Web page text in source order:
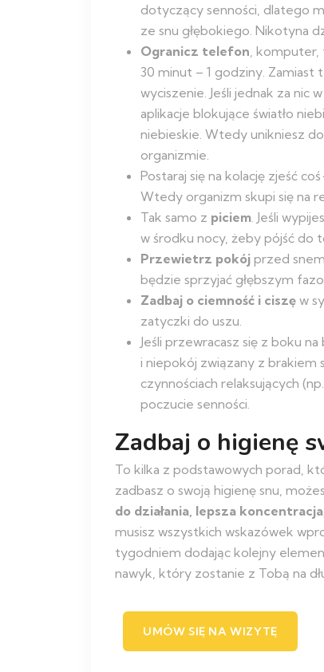
dotyczący senności, dlatego
ze snu głębokiego. Nikotyna
Ogranicz telefon ,
30 minut – 1 godziny. Zamiast
wyciszenie. Jeśli jednak za nic
aplikacje blokujące światło
niebieskie. Wtedy unikniesz
organizmie.
Postaraj się na kolację zjeść coś
Wtedy organizm skupi się na
Tak samo z piciem . Jeśli
w środku nocy, żeby pójść do
Przewietrz pokój przed
będzie sprzyjać głębszym
Zadbaj o ciemność i ciszę w
zatyczki do uszu.
Jeśli przewracasz się z boku
i niepokój związany z brakiem
czynnościach relaksujących
poczucie senności.
Zadbaj o higienę
To kilka z podstawowych porad,
zadbasz o swoją higienę snu,
do działania, lepsza
musisz wszystkich wskazówek
tygodniem dodając kolejny
nawyk, który zostanie z Tobą na
UMÓW SIĘ NA WIZYTĘ